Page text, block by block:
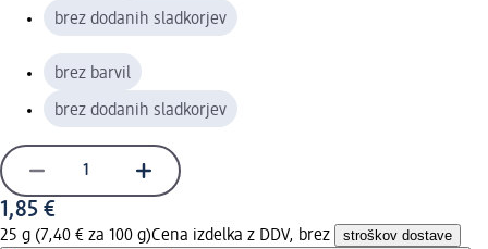
brez dodanih sladkorjev
brez barvil
brez dodanih sladkorjev
1,85 €
25 g (7,40 € za 100 g)Cena izdelka z DDV, brez stroškov dostave